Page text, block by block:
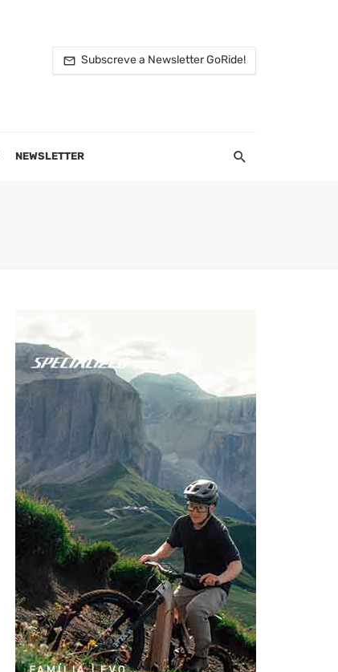
Subscreve a Newsletter GoRide!
NEWSLETTER